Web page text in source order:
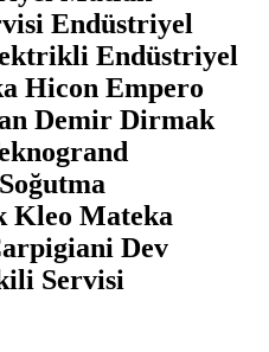
Endüstriyel
Endüstriyel
Hicon Empero
Demir Dirmak
Kleo Mateka
Dev
Servisi